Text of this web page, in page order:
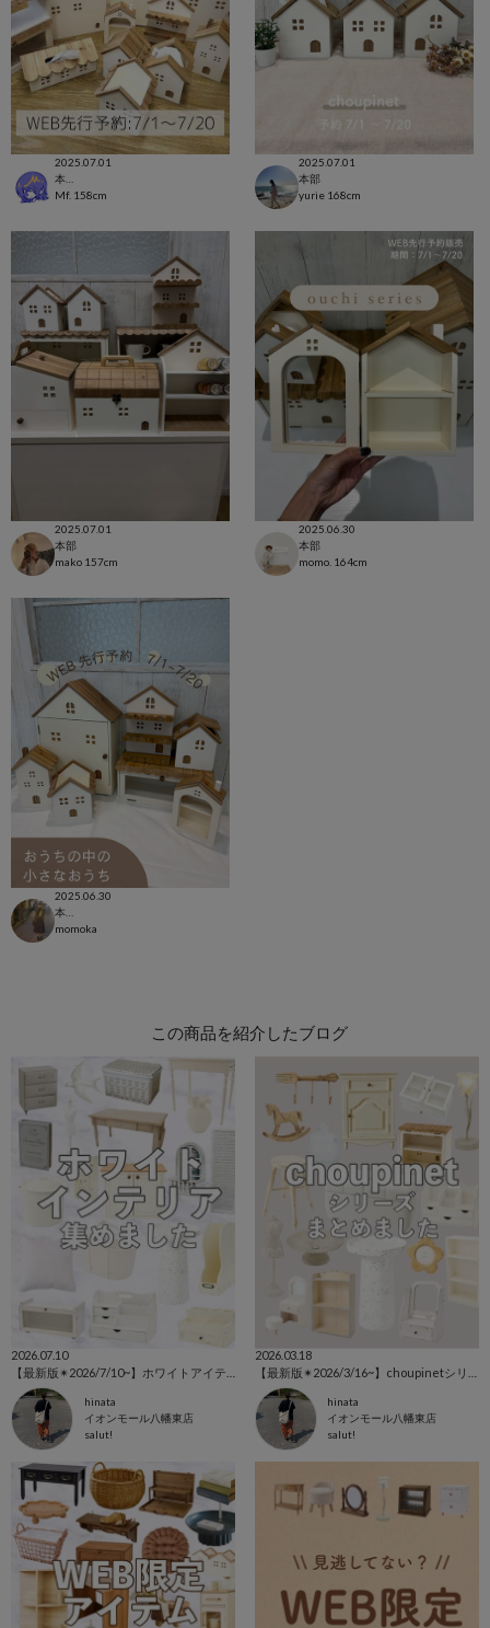
2025.07.01
Mf. 158cm
2025.07.01
本部
yurie 168cm
2025.07.01
本部
mako 157cm
2025.06.30
本部
momo. 164cm
2025.06.30
momoka
この商品を紹介したブログ
2026.07.10
hinata
イオンモール八幡東店
salut!
2026.03.18
hinata
イオンモール八幡東店
salut!